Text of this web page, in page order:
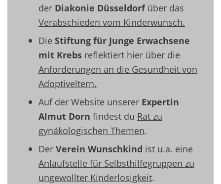
der Diakonie Düsseldorfüber das
Verabschieden vom Kinderwunsch.
Die Stiftung für Junge Erwachsene
mit Krebs reflektiert hier über die
Anforderungen an die Gesundheit von
Adoptiveltern.
Auf der Website unserer Expertin
Almut Dorn findest du Rat zu
gynäkologischen Themen.
Der Verein Wunschkind ist u.a. eine
Anlaufstelle für Selbsthilfegruppen zu
ungewollter Kinderlosigkeit.